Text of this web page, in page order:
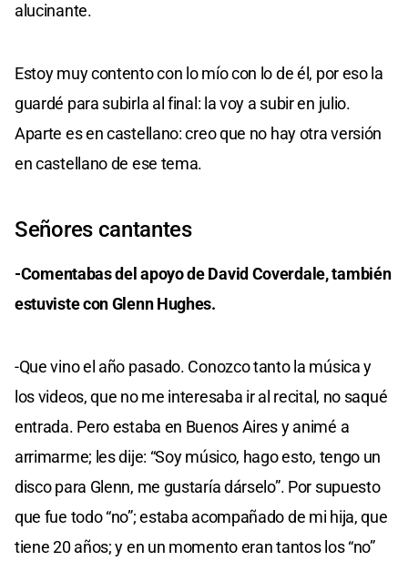
alucinante.
Estoy muy contento con lo mío con lo de él, por eso la
guardé para subirla al final: la voy a subir en julio.
Aparte es en castellano: creo que no hay otra versión
en castellano de ese tema.
Señores cantantes
-Comentabas del apoyo de David Coverdale, también
estuviste con Glenn Hughes.
-Que vino el año pasado. Conozco tanto la música y
los videos, que no me interesaba ir al recital, no saqué
entrada. Pero estaba en Buenos Aires y animé a
arrimarme; les dije: “Soy músico, hago esto, tengo un
disco para Glenn, me gustaría dárselo”. Por supuesto
que fue todo “no”; estaba acompañado de mi hija, que
tiene 20 años; y en un momento eran tantos los “no”